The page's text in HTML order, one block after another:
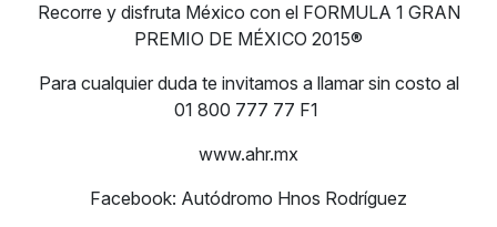
Recorre y disfruta México con el FORMULA 1 GRAN
PREMIO DE MÉXICO 2015®
Para cualquier duda te invitamos a llamar sin costo al
01 800 777 77 F1
www.ahr.mx
Facebook: Autódromo Hnos Rodríguez